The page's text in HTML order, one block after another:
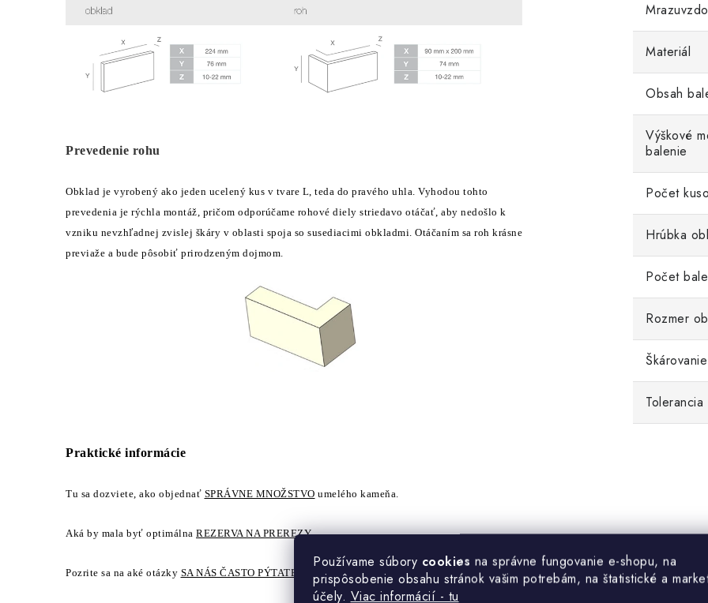
Používame súbory cookies na správne fungovanie e-shopu, na
prispôsobenie obsahu stránok vašim potrebám, na štatistické a
účely. Viac informácií - tu
Prevedenie rohu
Obklad je vyrobený ako jeden ucelený kus v tvare L, teda do pravého uhla. Vyhodou tohto
prevedenia je rýchla montáž, pričom odporúčame rohové diely striedavo otáčať, aby nedošlo k
vzniku nevzhľadnej zvislej škáry v oblasti spoja so susediacimi obkladmi. Otáčaním sa roh krásne
previaže a bude pôsobiť prirodzeným dojmom.
Praktické informácie
Tu sa dozviete, ako objednať SPRÁVNE MNOŽSTVO umelého kameňa.
Aká by mala byť optimálna REZERVA NA PREREZY.
Pozrite sa na aké otázky SA NÁS ČASTO PÝTATE
Materiál
Obsah
Výškové
balenie
Počet
Hrúbka
Počet
Rozmer
Škárovanie